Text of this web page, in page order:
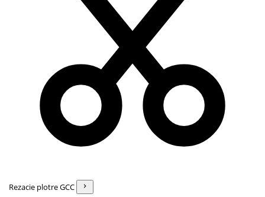
Rezacie plotre GCC